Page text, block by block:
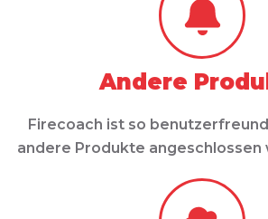
Andere
Firecoach ist so
andere Produkte angeschlossen